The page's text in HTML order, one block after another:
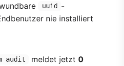
uuid
-
nie installiert
audit meldet jetzt 0